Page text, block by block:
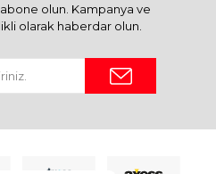
olun. Kampanya ve
olarak haberdar olun.